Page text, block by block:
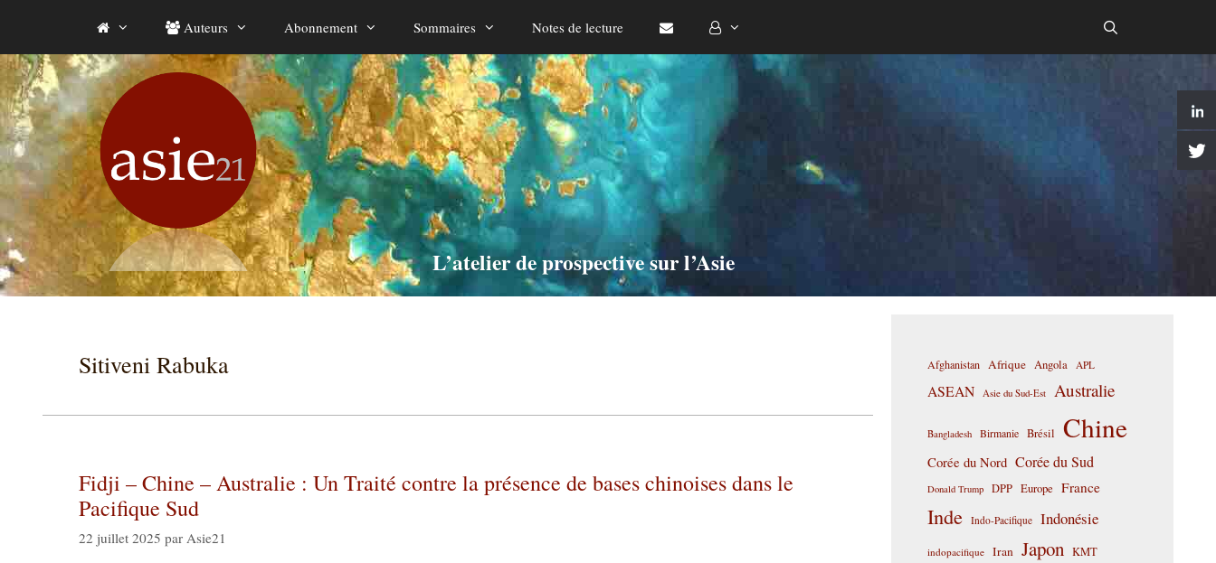
contenu
Auteurs Abonnement Sommaires Notes de lecture
L’atelier de prospective sur l’Asie
Sitiveni Rabuka
Fidji – Chine – Australie : Un Traité contre la présence de bases chinoises dans le
Pacifique Sud
22 juillet 2025 par Asie21
Afghanistan Afrique Angola APL
ASEAN Asie du Sud-Est Australie
Bangladesh Birmanie Brésil Chine
Corée du Nord Corée du Sud
Donald Trump DPP Europe France
Inde Indo-Pacifique Indonésie
indopacifique Iran Japon KMT